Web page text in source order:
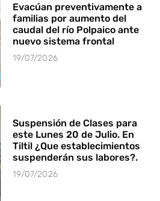
Evacúan preventivamente a
familias por aumento del
caudal del río Polpaico ante
nuevo sistema frontal
19/07/2026
Suspensión de Clases para
este Lunes 20 de Julio. En
Tiltil ¿Que establecimientos
suspenderán sus labores?.
19/07/2026